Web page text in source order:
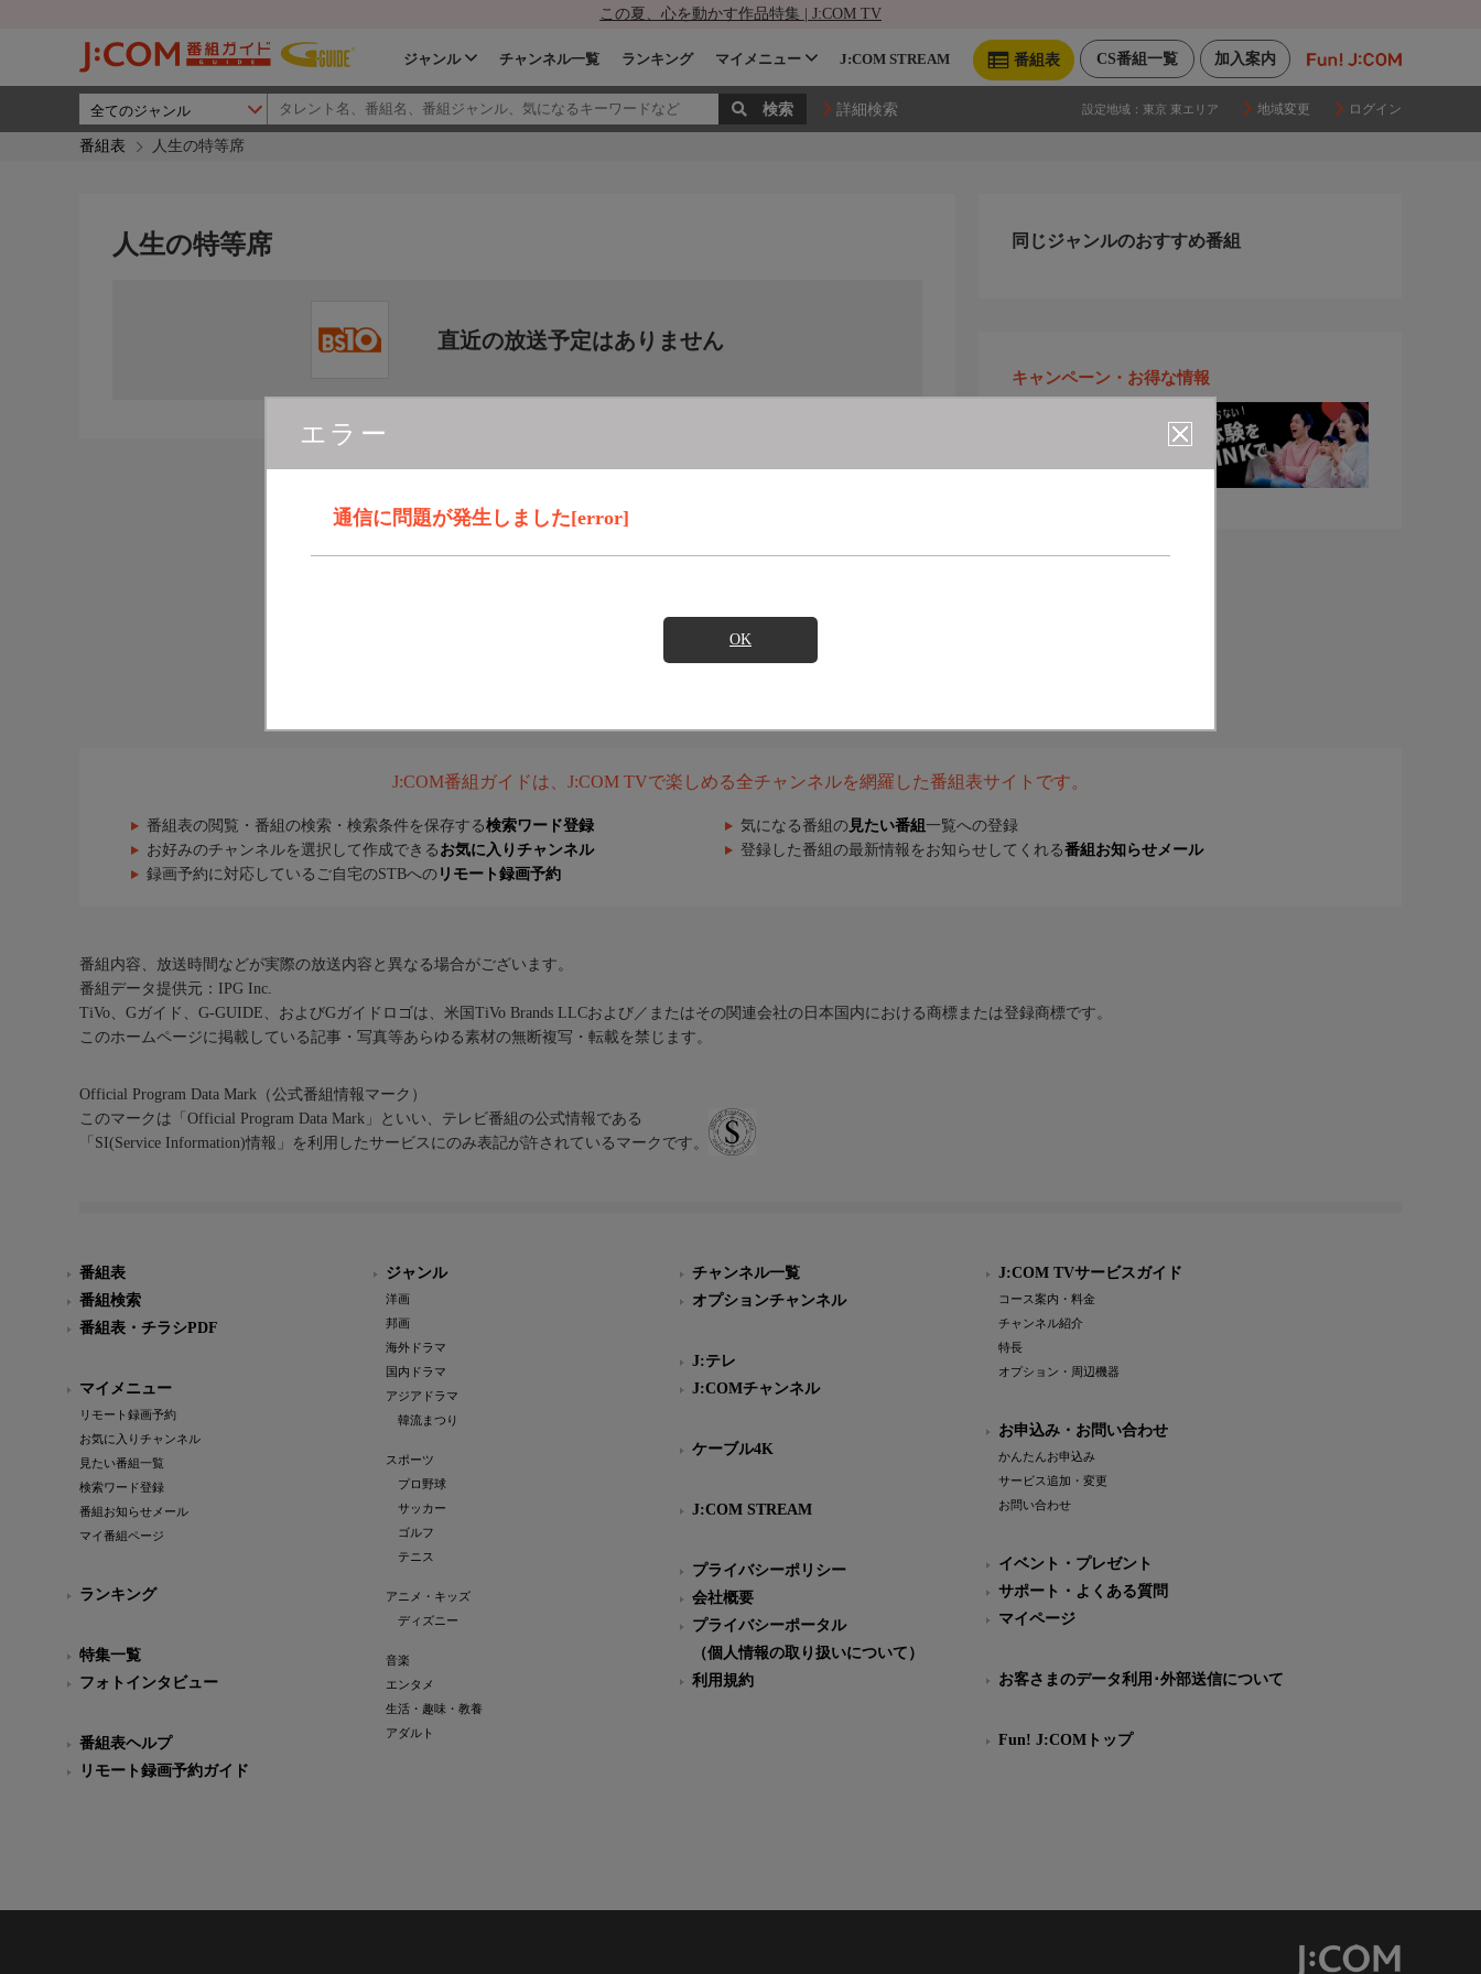
この夏、心を動かす作品特集 | J:COM TV
加入案内
CS番組一覧
番組表
ジャンル チャンネル一覧 ランキング マイメニュー J:COM STREAM
詳細検索 設定地域： 東京 東エリア 地域変更 ログイン
番組表 人生の特等席
エラー
通信に問題が発生しました[error]
OK
人生の特等席
直近の放送予定はありません
同じジャンルのおすすめ番組
キャンペーン・お得な情報
J:COM番組ガイドは、J:COM TVで楽しめる全チャンネルを網羅した番組表サイトです。
番組表の閲覧・番組の検索・検索条件を保存する検索ワード登録 気になる番組の 見たい番組 一覧への登録
お好みのチャンネルを選択して作成できる お気に入りチャンネル 登録した番組の最新情報をお知らせしてくれる番組お知らせメール
録画予約に対応しているご自宅のSTBへの リモート録画予約
番組内容、放送時間などが実際の放送内容と異なる場合がございます。
番組データ提供元：IPG Inc.
TiVo、Gガイド、G-GUIDE、およびGガイドロゴは、米国TiVo Brands LLCおよび／またはその関連会社の日本国内における商標または登録商標です。
このホームページに掲載している記事・写真等あらゆる素材の無断複写・転載を禁じます。
Official Program Data Mark（公式番組情報マーク）
このマークは「Official Program Data Mark」といい、テレビ番組の公式情報である
「SI(Service Information)情報」を利用したサービスにのみ表記が許されているマークです。
番組表
番組検索
番組表・チラシPDF
マイメニュー
リモート録画予約
お気に入りチャンネル
見たい番組一覧
検索ワード登録
番組お知らせメール
マイ番組ページ
ランキング
特集一覧
フォトインタビュー
番組表ヘルプ
リモート録画予約ガイド
ジャンル
洋画
邦画
海外ドラマ
国内ドラマ
アジアドラマ
韓流まつり
スポーツ
プロ野球
サッカー
ゴルフ
テニス
アニメ・キッズ
ディズニー
音楽
エンタメ
生活・趣味・教養
アダルト
チャンネル一覧
オプションチャンネル
J:テレ
J:COMチャンネル
ケーブル4K
J:COM STREAM
プライバシーポリシー
会社概要
プライバシーポータル
（個人情報の取り扱いについて）
利用規約
J:COM TVサービスガイド
コース案内・料金
チャンネル紹介
特長
オプション・周辺機器
お申込み・お問い合わせ
かんたんお申込み
サービス追加・変更
お問い合わせ
イベント・プレゼント
サポート・よくある質問
マイページ
お客さまのデータ利用･外部送信について
Fun! J:COMトップ